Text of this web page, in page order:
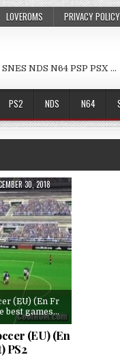
LOVEROMS PRIVACY POLICY
NDS N64 PSP PSX …
PS2 NDS N64
30, 2018
(EU) (En Fr
best games…
(EU) (En
PS2